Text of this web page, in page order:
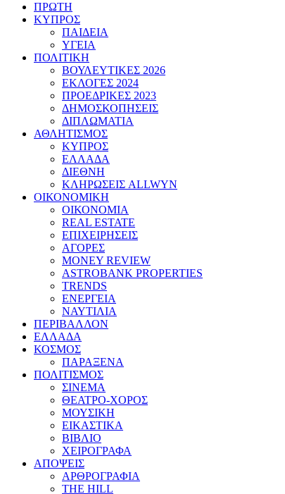
ΠΡΩΤΗ
ΚΥΠΡΟΣ
ΠΑΙΔΕΙΑ
ΥΓΕΙΑ
ΠΟΛΙΤΙΚΗ
ΒΟΥΛΕΥΤΙΚΕΣ 2026
ΕΚΛΟΓΕΣ 2024
ΠΡΟΕΔΡΙΚΕΣ 2023
ΔΗΜΟΣΚΟΠΗΣΕΙΣ
ΔΙΠΛΩΜΑΤΙΑ
ΑΘΛΗΤΙΣΜΟΣ
ΚΥΠΡΟΣ
ΕΛΛΑΔΑ
ΔΙΕΘΝΗ
ΚΛΗΡΩΣΕΙΣ ALLWYN
ΟΙΚΟΝΟΜΙΚΗ
ΟΙΚΟΝΟΜΙΑ
REAL ESTATE
ΕΠΙΧΕΙΡΗΣΕΙΣ
ΑΓΟΡΕΣ
MONEY REVIEW
ASTROBANK PROPERTIES
TRENDS
ΕΝΕΡΓΕΙΑ
ΝΑΥΤΙΛΙΑ
ΠΕΡΙΒΑΛΛΟΝ
ΕΛΛΑΔΑ
ΚΟΣΜΟΣ
ΠΑΡΑΞΕΝΑ
ΠΟΛΙΤΙΣΜΟΣ
ΣΙΝΕΜΑ
ΘΕΑΤΡΟ-ΧΟΡΟΣ
ΜΟΥΣΙΚΗ
ΕΙΚΑΣΤΙΚΑ
ΒΙΒΛΙΟ
ΧΕΙΡΟΓΡΑΦΑ
ΑΠΟΨΕΙΣ
ΑΡΘΡΟΓΡΑΦΙΑ
THE HILL